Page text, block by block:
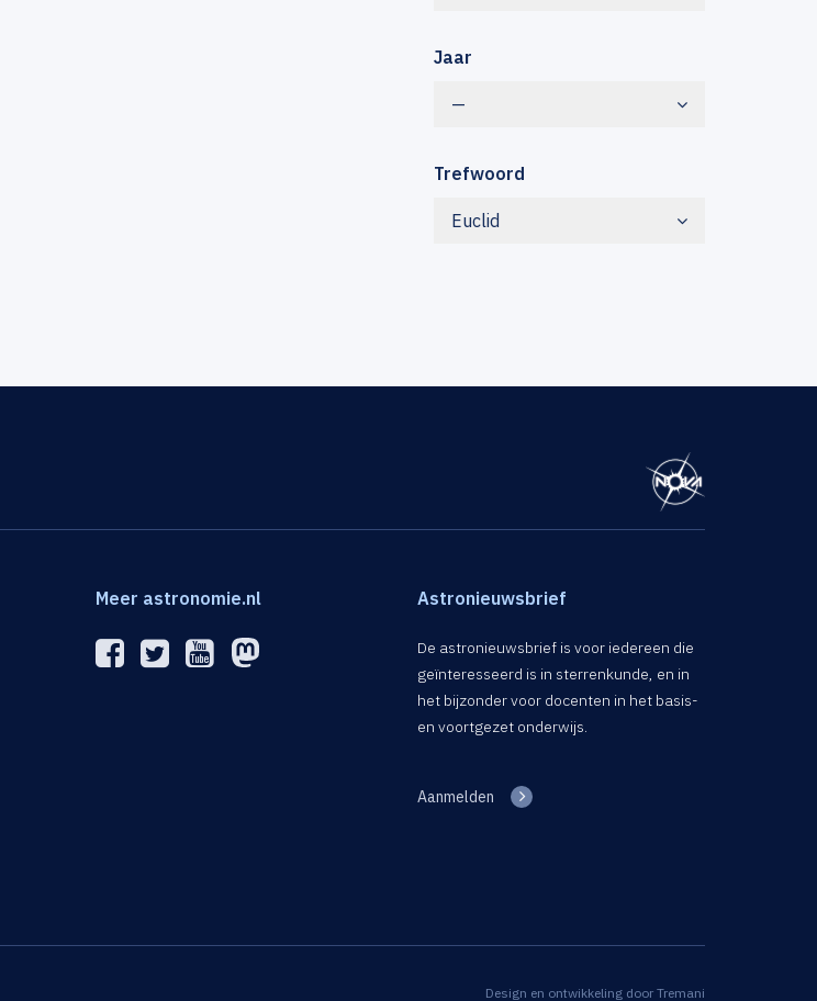
Jaar
—
Trefwoord
Euclid
Meer astronomie.nl Astronieuwsbrief
De astronieuwsbrief is voor iedereen die
geïnteresseerd is in sterrenkunde, en in
het bijzonder voor docenten in het basis-
en voortgezet onderwijs.
Aanmelden
Design en ontwikkeling door Tremani